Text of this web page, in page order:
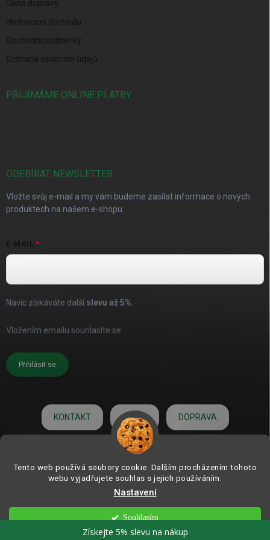
Tento web používá soubory cookie. Dalším procházením tohoto
webu vyjadřujete souhlas s jejich používáním.
Nastavení
Souhlasím
Cena dopravy
Hodnocení obchodu
Obchodní podmínky
Ochrana osobních údajů
PŘIJÍMÁME ONLINE PLATBY
ODEBÍRAT NEWSLETTER
Vložte svůj e-mail a my vám budeme zasílat informace o nových
produktech na našem e-shopu.
E-MAIL
Navíc získáváte další slevu až5%
Vložením emailu souhlasíte se
Přihlásit se
KONTAKT O NÁS DOPRAVA
HODNOCENÍ
ZAHRADNÍ DEKORACE.com | od roku 2006
vyhrazena.
Získejte 5% slevu na nákup